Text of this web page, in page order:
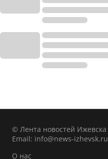
© Лента новостей Ижевска
Email: info@news-izhevsk.ru
О нас